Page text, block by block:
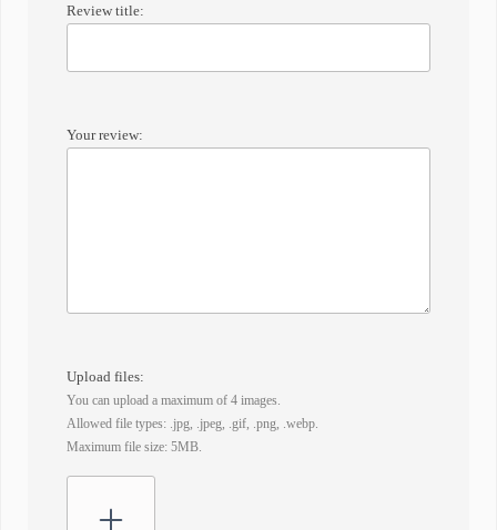
Review title:
Your review:
Upload files:
You can upload a maximum of 4 images.
Allowed file types: .jpg, .jpeg, .gif, .png, .webp.
Maximum file size: 5MB.